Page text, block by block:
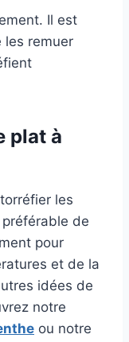
Il est
les remuer
plat à
les
préférable de
pour
et de la
idées de
notre
ou notre